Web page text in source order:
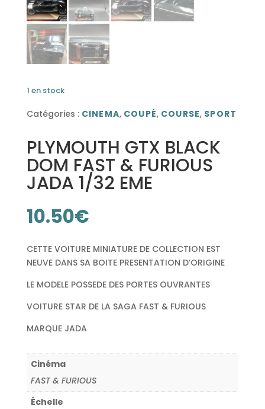
1 en stock
Catégories : CINEMA, COUPÉ, COURSE, SPORT
PLYMOUTH GTX BLACK
DOM FAST & FURIOUS
JADA 1/32 EME
10.50€
CETTE VOITURE MINIATURE DE COLLECTION EST
NEUVE DANS SA BOITE PRESENTATION D’ORIGINE
LE MODELE POSSEDE DES PORTES OUVRANTES
VOITURE STAR DE LA SAGA FAST & FURIOUS
MARQUE JADA
Cinéma
FAST & FURIOUS
Échelle